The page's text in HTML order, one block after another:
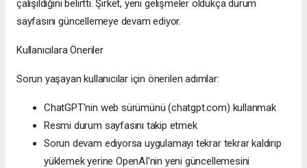
çalışıldığını belirtti. Şirket, yeni gelişmeler oldukça durum
sayfasını güncellemeye devam ediyor.
Kullanıcılara Öneriler
Sorun yaşayan kullanıcılar için önerilen adımlar:
ChatGPT'nin web sürümünü (chatgpt.com) kullanmak
Resmi durum sayfasını takip etmek
Sorun devam ediyorsa uygulamayı tekrar tekrar kaldırıp
yüklemek yerine OpenAI'nin yeni güncellemesini